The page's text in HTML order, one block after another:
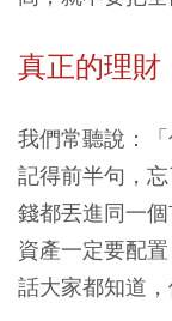
真正的理財
我們常聽說：
記得前半句，
錢都丟進同一
資產一定要配
話大家都知道，